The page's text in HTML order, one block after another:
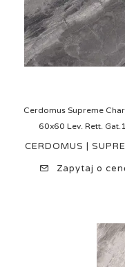
Cerdomus Supreme
60x60 Lev. Rett. Gat.1
CERDOMUS |
Zapytaj o